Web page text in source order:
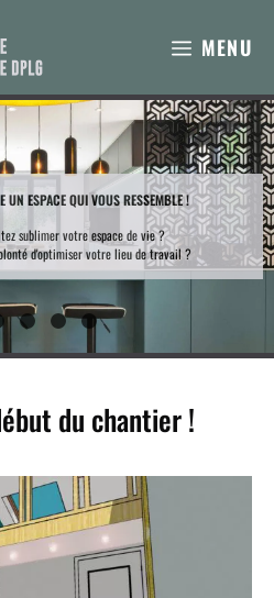
MENU
UN ESPACE QUI VOUS RESSEMBLE !
sublimer votre espace de vie ?
d'optimiser votre lieu de travail ?
du chantier !